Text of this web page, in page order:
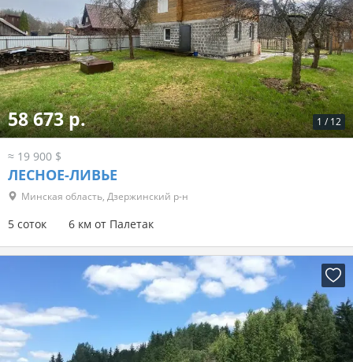
1 / 12
58 673 р.
≈ 19 900 $
ЛЕСНОЕ-ЛИВЬЕ
Минская область, Дзержинский р-н
5 соток 6 км от Палетак